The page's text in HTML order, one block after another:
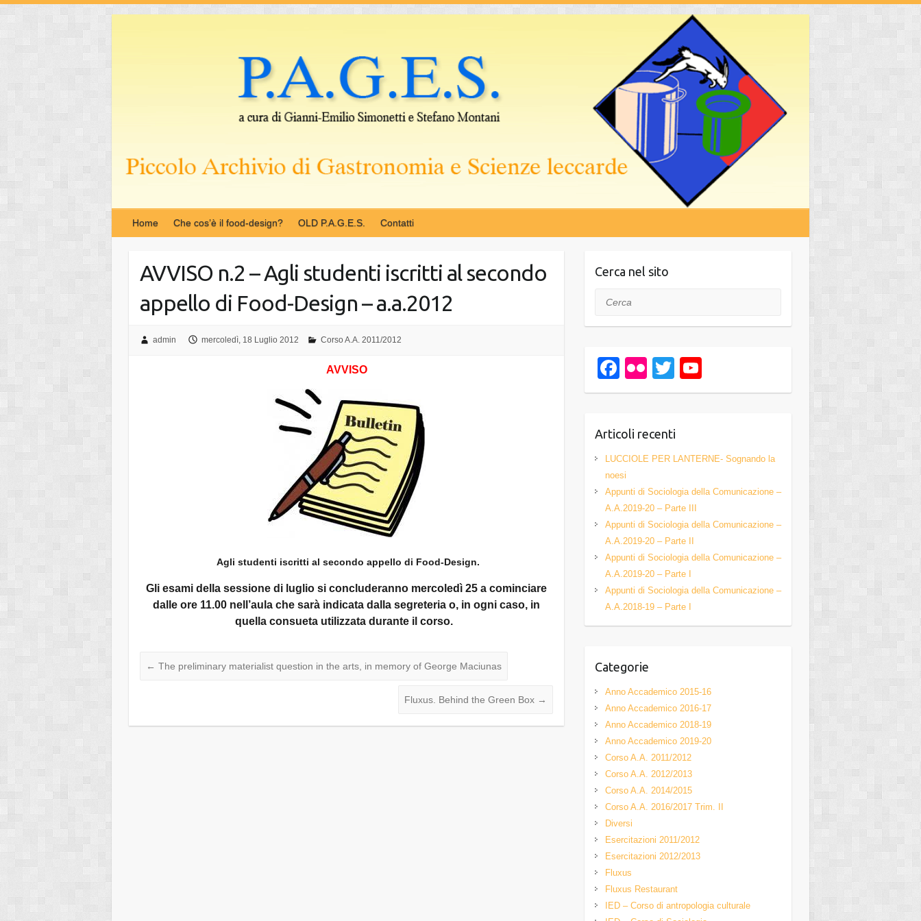
contenuto
Home Che cos’è il food-design? OLD P.A.G.E.S. Contatti
AVVISO n.2 – Agli studenti iscritti al secondo
appello di Food-Design – a.a.2012
admin mercoledì, 18 Luglio 2012 Corso A.A. 2011/2012
AVVISO
Agli studenti iscritti al secondo appello di Food-Design.
Gli esami della sessione di luglio si concluderanno mercoledì 25 a cominciare
dalle ore 11.00 nell’aula che sarà indicata dalla segreteria o, in ogni caso, in
quella consueta utilizzata durante il corso.
← The preliminary materialist question in the arts, in memory of George Maciunas
Fluxus. Behind the Green Box →
Cerca nel sito
Cerca
F
a
e
b
o
o
k
Fl
ic
T
wi
er
o
u
e
C
a
n
el
Articoli recenti
LUCCIOLE PER LANTERNE- Sognando la
noesi
Appunti di Sociologia della Comunicazione –
A.A.2019-20 – Parte III
Appunti di Sociologia della Comunicazione –
A.A.2019-20 – Parte II
Appunti di Sociologia della Comunicazione –
A.A.2019-20 – Parte I
Appunti di Sociologia della Comunicazione –
A.A.2018-19 – Parte I
Categorie
Anno Accademico 2015-16
Anno Accademico 2016-17
Anno Accademico 2018-19
Anno Accademico 2019-20
Corso A.A. 2011/2012
Corso A.A. 2012/2013
Corso A.A. 2014/2015
Corso A.A. 2016/2017 Trim. II
Diversi
Esercitazioni 2011/2012
Esercitazioni 2012/2013
Fluxus
Fluxus Restaurant
IED – Corso di antropologia culturale